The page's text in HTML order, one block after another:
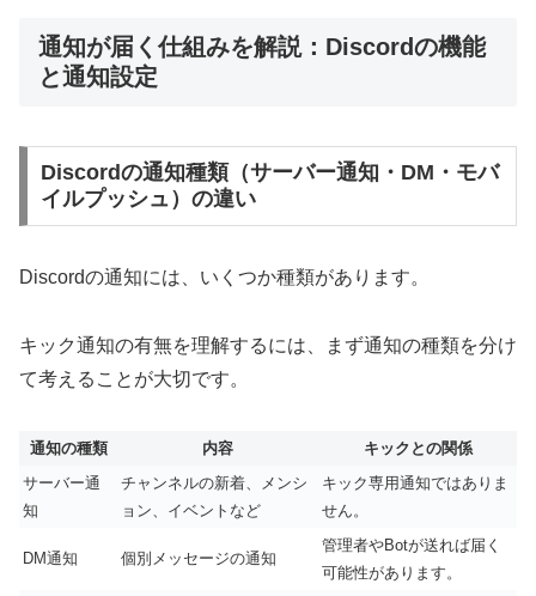
通知が届く仕組みを解説：Discordの機能
と通知設定
Discordの通知種類（サーバー通知・DM・モバ
イルプッシュ）の違い
Discordの通知には、いくつか種類があります。
キック通知の有無を理解するには、まず通知の種類を分け
て考えることが大切です。
通知の種類 内容
キックとの関係
サーバー通
知
チャンネルの新着、メンシ
ョン、イベントなど
キック専用通知ではありま
せん。
DM通知 個別メッセージの通知
管理者やBotが送れば届く
可能性があります。